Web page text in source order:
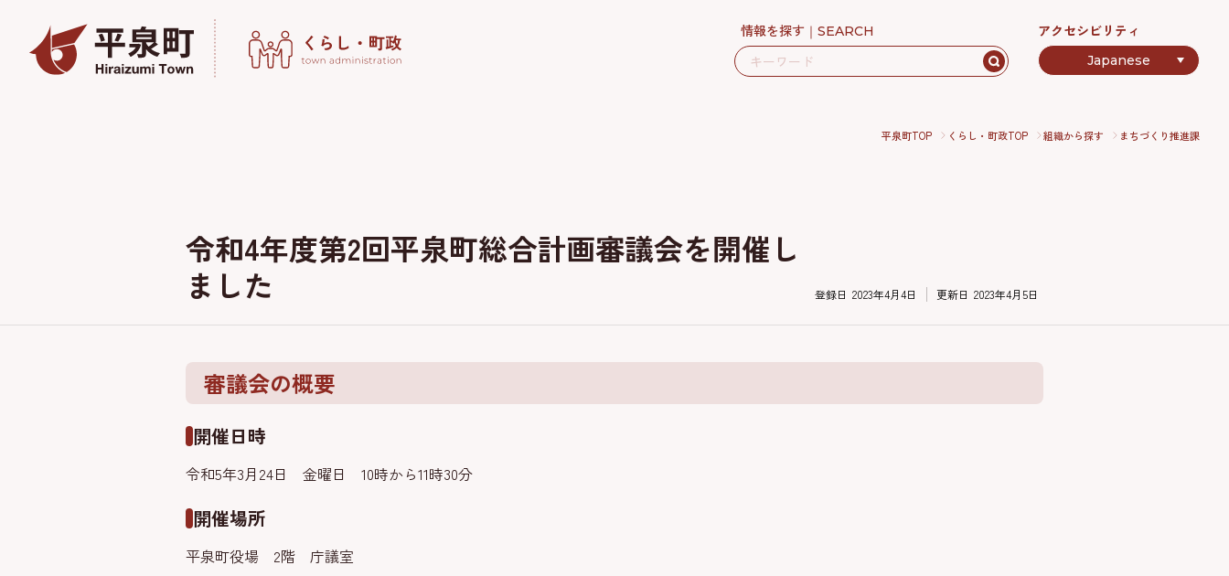
情報を探す SEARCH アクセシビリティ
平泉町TOP くらし・町政TOP 組織から探す まちづくり推進課
令和4年度第2回平泉町総合計画審議会を開催し
ました
登録日 2023年4月4日 更新日 2023年4月5日
審議会の概要
開催日時
令和5年3月24日 金曜日 10時から11時30分
開催場所
平泉町役場 2階 庁議室